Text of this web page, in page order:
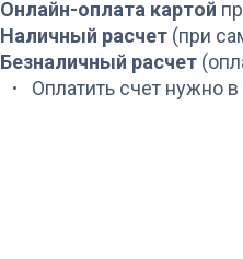
Онлайн-оплата картой
Наличный расчет (при
Безналичный расчет
Оплатить счет нужно